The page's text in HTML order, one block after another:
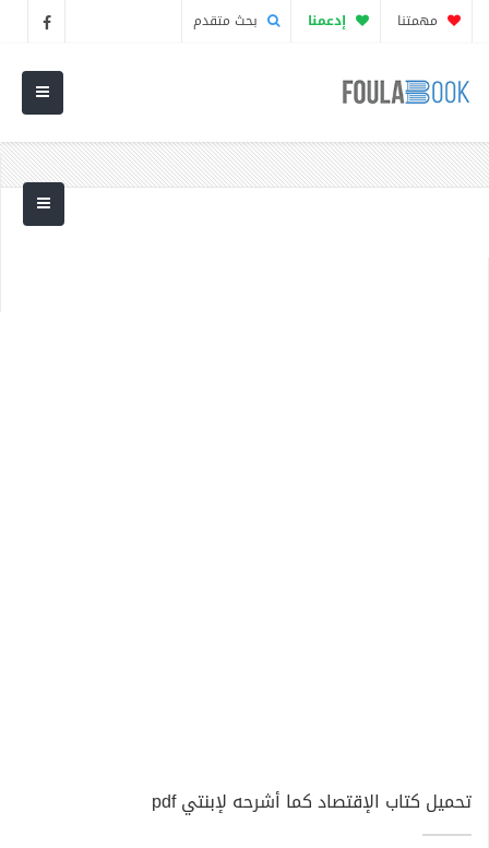
مهمتنا إدعمنا بحث متقدم
تحميل كتاب الإقتصاد كما أشرحه لإبنتي pdf